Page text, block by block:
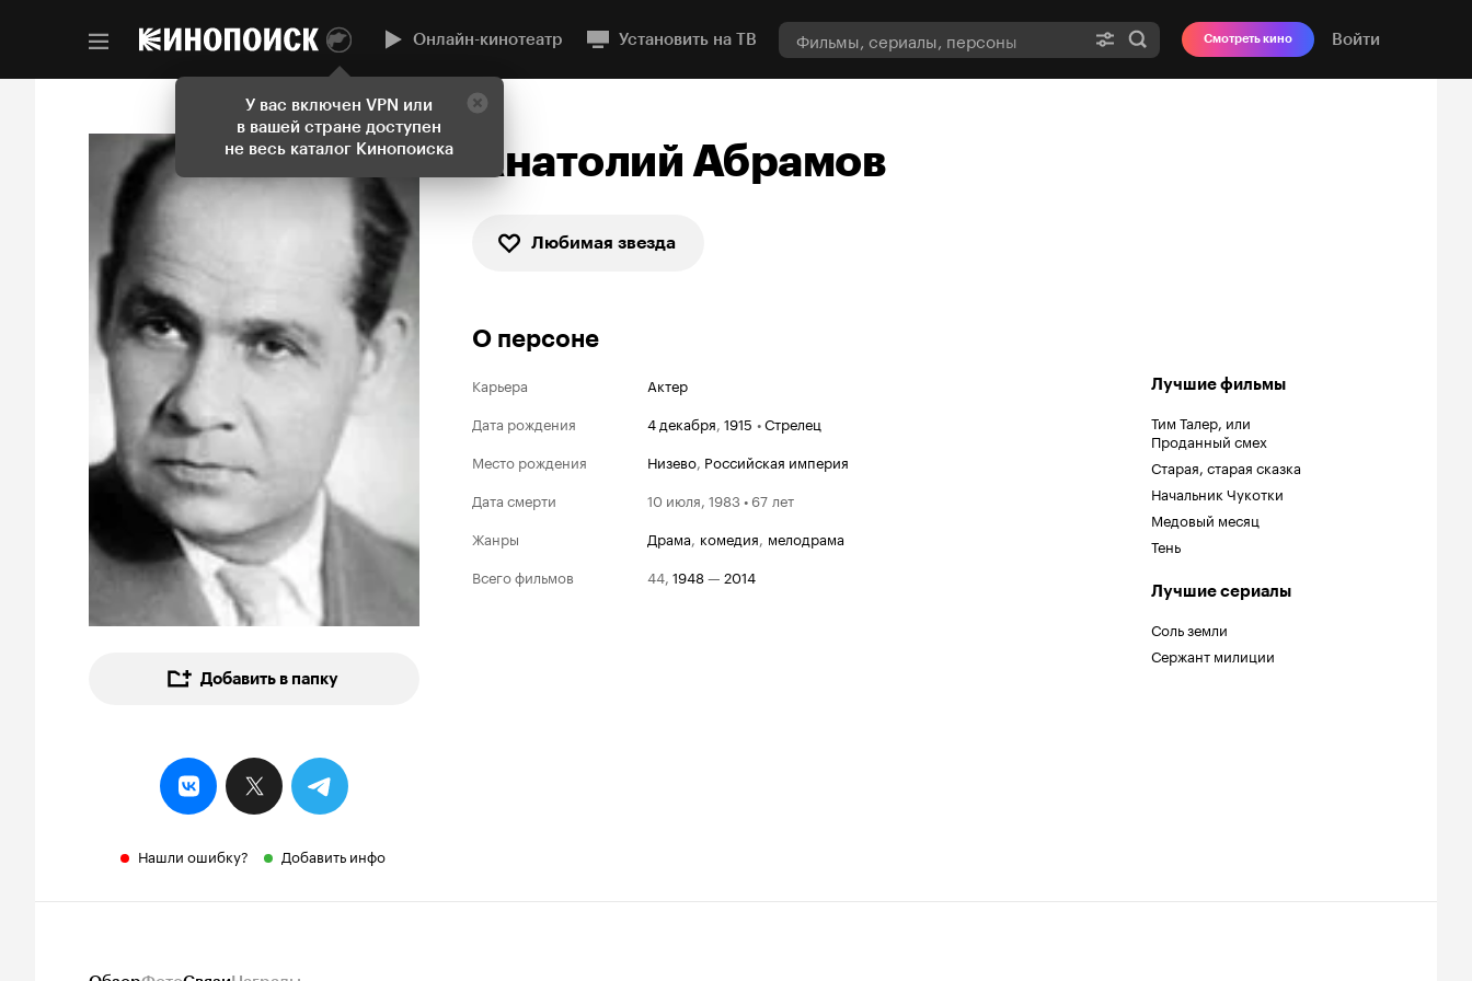
У вас включен VPN или
в вашей стране доступен
не весь каталог Кинопоиска
Онлайн-кинотеатр Установить на ТВ Смотреть кино Войти
Добавить в папку
Нашли ошибку? Добавить инфо
Анатолий Абрамов
Любимая звезда
О персоне
Карьера
Актер
Дата рождения
4 декабря, 1915 •Стрелец
Место рождения
Низево, Российская империя
Дата смерти
10 июля, 1983 • 67 лет
Жанры
драма, комедия, мелодрама
Всего фильмов
44, 1948— 2014
Лучшие фильмы
Тим Талер, или
Проданный смех
Старая, старая сказка
Начальник Чукотки
Медовый месяц
Тень
Лучшие сериалы
Соль земли
Сержант милиции